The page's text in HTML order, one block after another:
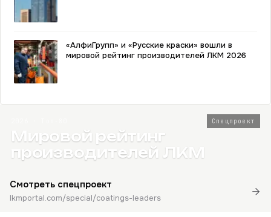
«АлфиГрупп» и «Русские краски» вошли в
мировой рейтинг производителей ЛКМ 2026
Спецпроект
Мировой рейтинг
производителей ЛКМ
Смотреть спецпроект
lkmportal.com/special/coatings-leaders